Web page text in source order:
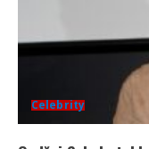
Celebrity